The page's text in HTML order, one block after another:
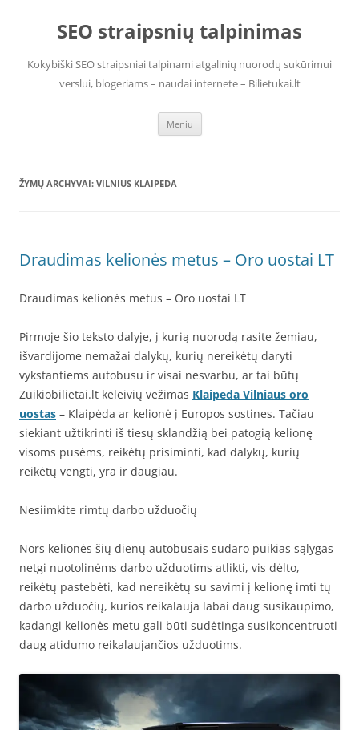
SEO straipsnių talpinimas
Kokybiški SEO straipsniai talpinami atgalinių nuorodų sukūrimui
verslui, blogeriams – naudai internete – Bilietukai.lt
Meniu
ŽYMŲ ARCHYVAI: VILNIUS KLAIPEDA
Draudimas kelionės metus – Oro uostai LT
Draudimas kelionės metus – Oro uostai LT
Pirmoje šio teksto dalyje, į kurią nuorodą rasite žemiau,
išvardijome nemažai dalykų, kurių nereikėtų daryti
vykstantiems autobusu ir visai nesvarbu, ar tai būtų
Zuikiobilietai.lt keleivių vežimas Klaipeda Vilniaus oro
uostas – Klaipėda ar kelionė į Europos sostines. Tačiau
siekiant užtikrinti iš tiesų sklandžią bei patogią kelionę
visoms pusėms, reikėtų prisiminti, kad dalykų, kurių
reikėtų vengti, yra ir daugiau.
Nesiimkite rimtų darbo užduočių
Nors kelionės šių dienų autobusais sudaro puikias sąlygas
netgi nuotolinėms darbo užduotims atlikti, vis dėlto,
reikėtų pastebėti, kad nereikėtų su savimi į kelionę imti tų
darbo užduočių, kurios reikalauja labai daug susikaupimo,
kadangi kelionės metu gali būti sudėtinga susikoncentruoti
daug atidumo reikalaujančios užduotims.